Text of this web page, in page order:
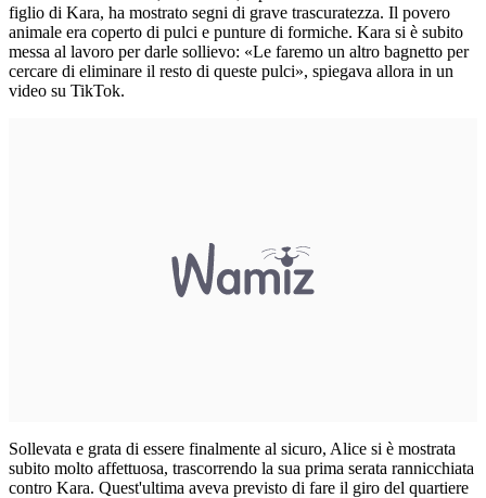
figlio di Kara, ha mostrato segni di grave trascuratezza. Il povero
animale era coperto di pulci e punture di formiche. Kara si è subito
messa al lavoro per darle sollievo: «Le faremo un altro bagnetto per
cercare di eliminare il resto di queste pulci», spiegava allora in un
video su TikTok.
Sollevata e grata di essere finalmente al sicuro, Alice si è mostrata
subito molto affettuosa, trascorrendo la sua prima serata rannicchiata
contro Kara. Quest'ultima aveva previsto di fare il giro del quartiere